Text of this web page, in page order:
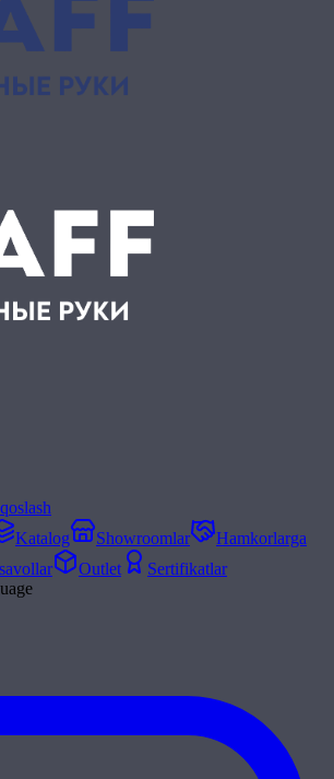
Katalog Showroomlar
Hamkorlarga
Outlet
Sertifikatlar